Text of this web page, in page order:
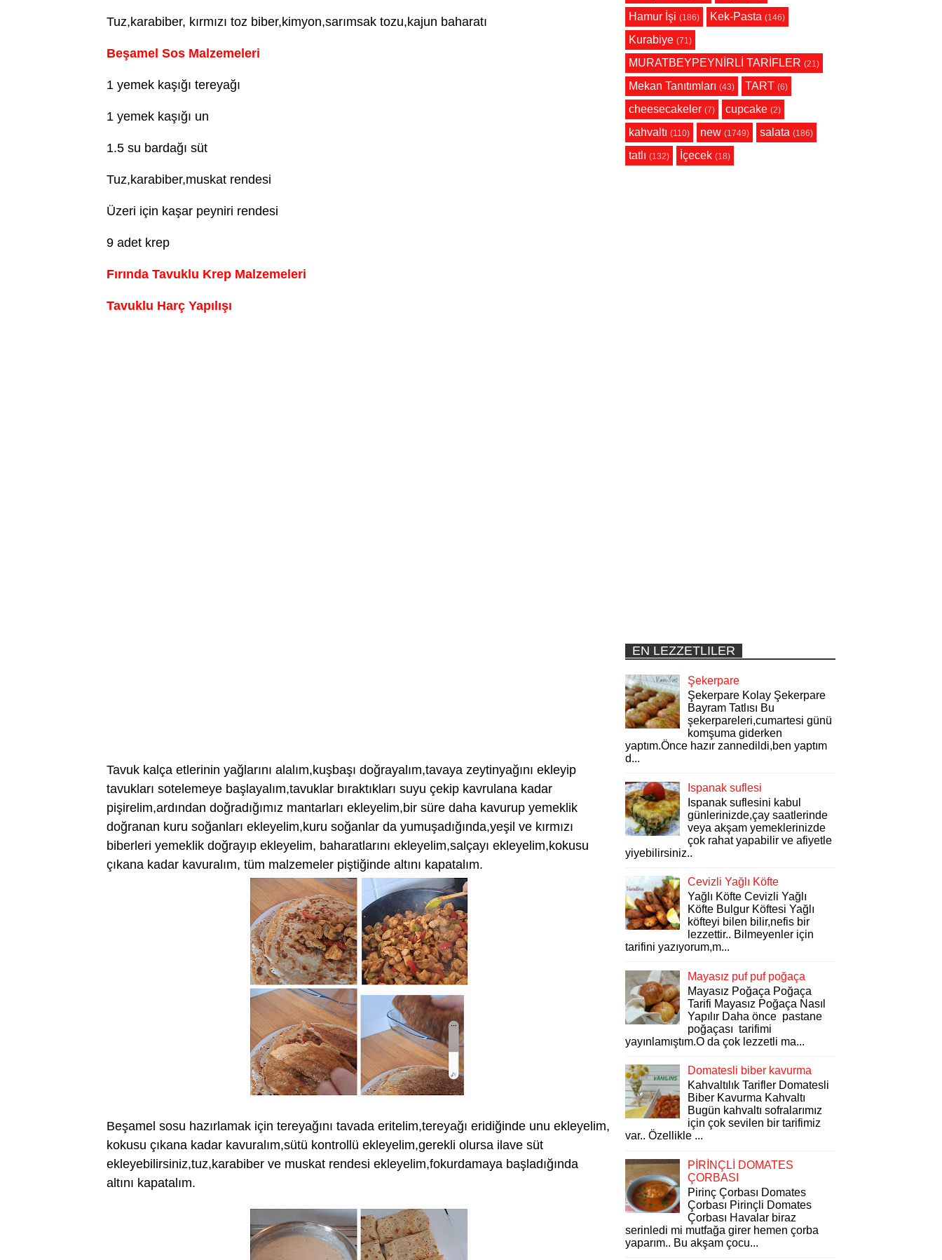
Tuz,karabiber, kırmızı toz biber,kimyon,sarımsak tozu,kajun baharatı
Beşamel Sos Malzemeleri
1 yemek kaşığı tereyağı
1 yemek kaşığı un
1.5 su bardağı süt
Tuz,karabiber,muskat rendesi
Üzeri için kaşar peyniri rendesi
9 adet krep
Fırında Tavuklu Krep Malzemeleri
Tavuklu Harç Yapılışı
Tavuk kalça etlerinin yağlarını alalım,kuşbaşı doğrayalım,tavaya zeytinyağını ekleyip
tavukları sotelemeye başlayalım,tavuklar bıraktıkları suyu çekip kavrulana kadar
pişirelim,ardından doğradığımız mantarları ekleyelim,bir süre daha kavurup yemeklik
doğranan kuru soğanları ekleyelim,kuru soğanlar da yumuşadığında,yeşil ve kırmızı
biberleri yemeklik doğrayıp ekleyelim, baharatlarını ekleyelim,salçayı ekleyelim,kokusu
çıkana kadar kavuralım, tüm malzemeler piştiğinde altını kapatalım.
Beşamel sosu hazırlamak için tereyağını tavada eritelim,tereyağı eridiğinde unu ekleyelim,
kokusu çıkana kadar kavuralım,sütü kontrollü ekleyelim,gerekli olursa ilave süt
ekleyebilirsiniz,tuz,karabiber ve muskat rendesi ekleyelim,fokurdamaya başladığında
altını kapatalım.
Hamur İşi (186) Kek-Pasta (146)
Kurabiye (71)
MURATBEYPEYNİRLİ TARİFLER (21)
Mekan Tanıtımları (43) TART (6)
cheesecakeler (7) cupcake (2)
kahvaltı (110) new (1749) salata (186)
tatlı (132) İçecek (18)
EN LEZZETLILER
Şekerpare
Şekerpare Kolay Şekerpare
Bayram Tatlısı Bu
şekerpareleri,cumartesi günü
komşuma giderken
yaptım.Önce hazır zannedildi,ben yaptım
d...
Ispanak suflesi
Ispanak suflesini kabul
günlerinizde,çay saatlerinde
veya akşam yemeklerinizde
çok rahat yapabilir ve afiyetle
yiyebilirsiniz..
Cevizli Yağlı Köfte
Yağlı Köfte Cevizli Yağlı
Köfte Bulgur Köftesi Yağlı
köfteyi bilen bilir,nefis bir
lezzettir.. Bilmeyenler için
tarifini yazıyorum,m...
Mayasız puf puf poğaça
Mayasız Poğaça Poğaça
Tarifi Mayasız Poğaça Nasıl
Yapılır Daha önce pastane
poğaçası tarifimi
yayınlamıştım.O da çok lezzetli ma...
Domatesli biber kavurma
Kahvaltılık Tarifler Domatesli
Biber Kavurma Kahvaltı
Bugün kahvaltı sofralarımız
için çok sevilen bir tarifimiz
var.. Özellikle ...
PİRİNÇLİ DOMATES
ÇORBASI
Pirinç Çorbası Domates
Çorbası Pirinçli Domates
Çorbası Havalar biraz
serinledi mi mutfağa girer hemen çorba
yaparım.. Bu akşam çocu...